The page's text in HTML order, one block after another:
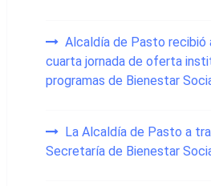
Alcaldía de Pasto recibió
cuarta jornada de oferta
programas de Bienestar
La Alcaldía de Pasto a
Secretaría de Bienestar